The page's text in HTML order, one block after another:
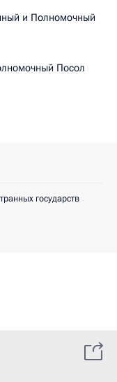
и Полномочный
Посол
государств